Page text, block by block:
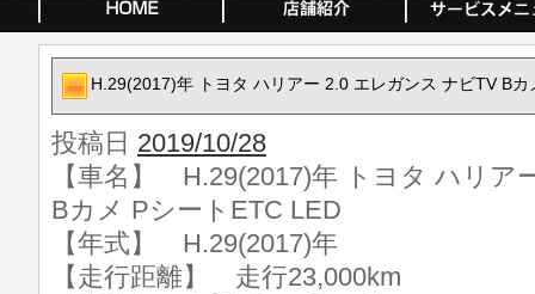
H.29(2017)年 トヨタ ハリアー 2.0 エレガンス ナビTV Bカ
投稿日 2019/10/28
【車名】 H.29(2017)年 トヨタ ハリア
Bカメ PシートETC LED
【年式】 H.29(2017)年
【走行距離】 走行23,000km